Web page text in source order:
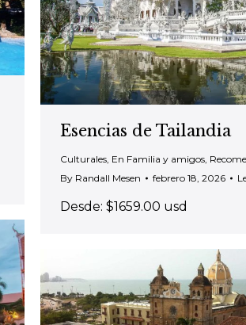
Esencias de Tailandia
Culturales En Familia y amigos
By Randall Mesen febrero 18, 2026
Desde: $1659.00 usd